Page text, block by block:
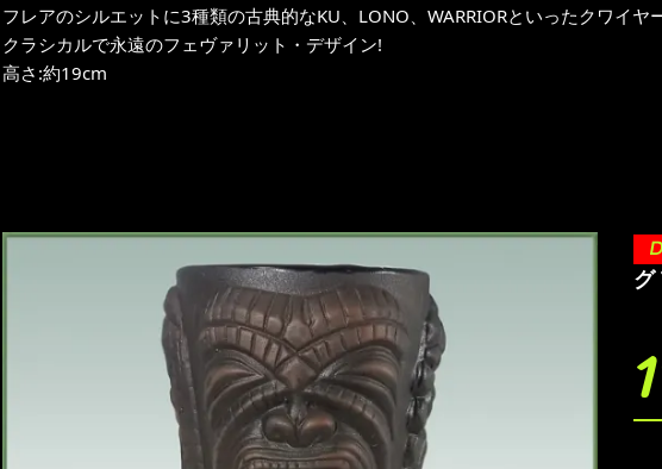
フレアのシルエットに3種類の古典的なKU、LONO、WARRIORといったクワイヤ
クラシカルで永遠のフェヴァリット・デザイン!
高さ:約19cm